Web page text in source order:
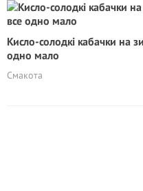
Кисло-солодкі кабачки на
одно мало
Смакота